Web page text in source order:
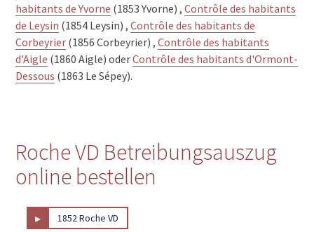
habitants de Yvorne (1853 Yvorne) ,Contrôle des habitants
de Leysin (1854 Leysin) ,Contrôle des habitants de
Corbeyrier (1856 Corbeyrier) ,Contrôle des habitants
d'Aigle (1860 Aigle) oderContrôle des habitants d'Ormont-
Dessous (1863 Le Sépey).
Roche VD Betreibungsauszug
online bestellen
▸ 1852 Roche VD